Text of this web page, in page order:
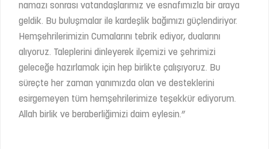
namazı sonrası vatandaşlarımız ve esnafımızla bir araya
geldik. Bu buluşmalar ile kardeşlik bağımızı güçlendiriyor.
Hemşehrilerimizin Cumalarını tebrik ediyor, dualarını
alıyoruz. Taleplerini dinleyerek ilçemizi ve şehrimizi
geleceğe hazırlamak için hep birlikte çalışıyoruz. Bu
süreçte her zaman yanımızda olan ve desteklerini
esirgemeyen tüm hemşehrilerimize teşekkür ediyorum.
Allah birlik ve beraberliğimizi daim eylesin.”